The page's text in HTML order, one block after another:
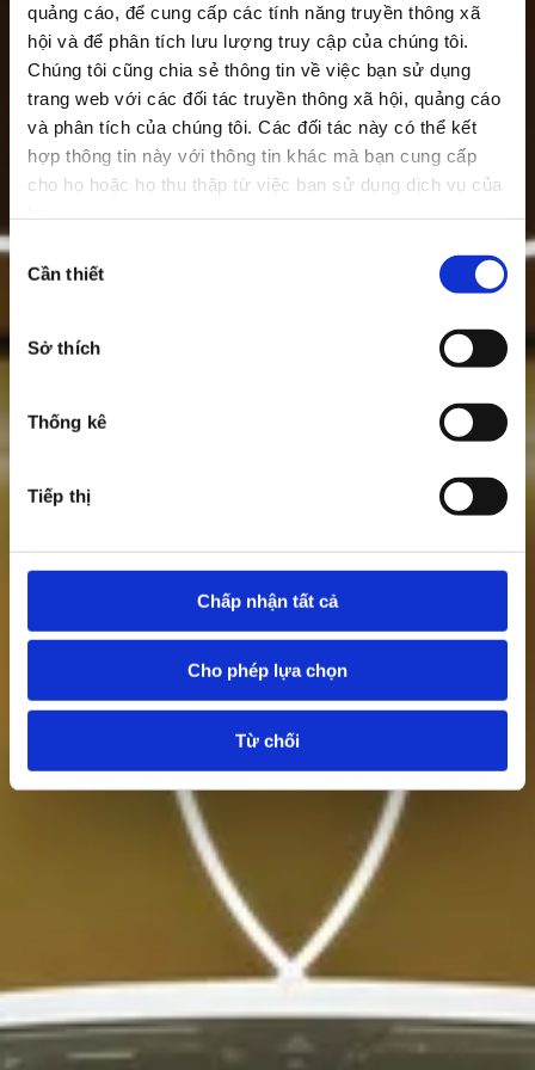
quảng cáo, để cung cấp các tính năng truyền thông xã
hội và để phân tích lưu lượng truy cập của chúng tôi.
Chúng tôi cũng chia sẻ thông tin về việc bạn sử dụng
trang web với các đối tác truyền thông xã hội, quảng cáo
và phân tích của chúng tôi. Các đối tác này có thể kết
hợp thông tin này với thông tin khác mà bạn cung cấp
cho họ hoặc họ thu thập từ việc bạn sử dụng dịch vụ của
Lựa
chọn
thuận
Cần thiết
Sở thích
Thống kê
Tiếp thị
Chấp nhận tất cả
Cho phép lựa chọn
Từ chối